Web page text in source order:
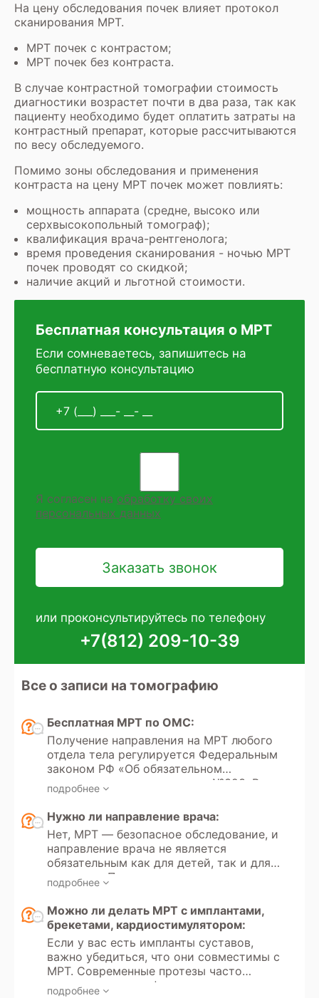
На цену обследования почек влияет протокол
сканирования МРТ.
МРТ почек с контрастом;
МРТ почек без контраста.
В случае контрастной томографии стоимость
диагностики возрастет почти в два раза, так как
пациенту необходимо будет оплатить затраты на
контрастный препарат, которые рассчитываются
по весу обследуемого.
Помимо зоны обследования и применения
контраста на цену МРТ почек может повлиять:
мощность аппарата (средне, высоко или
серхвысокопольный томограф);
квалификация врача-рентгенолога;
время проведения сканирования - ночью МРТ
почек проводят со скидкой;
наличие акций и льготной стоимости.
Бесплатная консультация о МРТ
Если сомневаетесь, запишитесь на
бесплатную консультацию
Я согласен на обработку своих
персональных данных
или проконсультируйтесь по телефону
+7(812) 209-10-39
Все о записи на томографию
Бесплатная МРТ по ОМС:
Получение направления на МРТ любого
отдела тела регулируется Федеральным
законом РФ «Об обязательном
медицинском страховании» №323. В
этом законе указаны все медицинские
услуги, покрываемые полисом ОМС,
который выдается каждому гражданину
РФ с рождения или при необходимости.
Кроме того, в России доступно
прохождение МРТ по программам
добровольного медицинского
подробнее
Нужно ли направление врача:
Нет, МРТ — безопасное обследование, и
направление врача не является
обязательным как для детей, так и для
взрослых. Пациент может
самостоятельно принять решение о
прохождении обследования и пройти
его в частной клинике на платной
основе.
подробнее
Можно ли делать МРТ с имплантами,
брекетами, кардиостимулятором:
Если у вас есть импланты суставов,
важно убедиться, что они совместимы с
МРТ. Современные протезы часто
изготовлены из неферромагнитных
подробнее